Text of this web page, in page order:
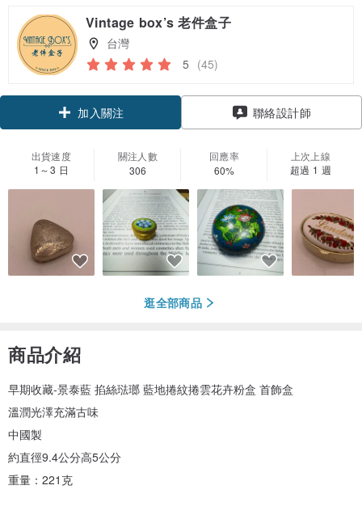
Vintage box’s 老件盒子
台灣
5 (45)
領優惠券
加入關注
聯絡設計師
出貨速度
1～3 日
關注人數
306
回應率
60%
上次上線
超過 1 週
逛全部商品
商品介紹
早期收藏-景泰藍 掐絲琺瑯 藍地捲紋捲雲花卉粉盒 首飾盒
溫潤光澤充滿古味
中國製
約直徑9.4公分高5公分
重量：221克